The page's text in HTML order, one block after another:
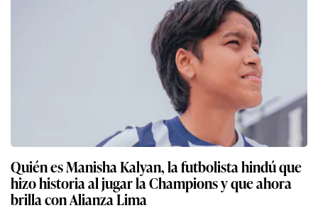
Quién es Manisha Kalyan, la futbolista hindú que
hizo historia al jugar la Champions y que ahora
brilla con Alianza Lima